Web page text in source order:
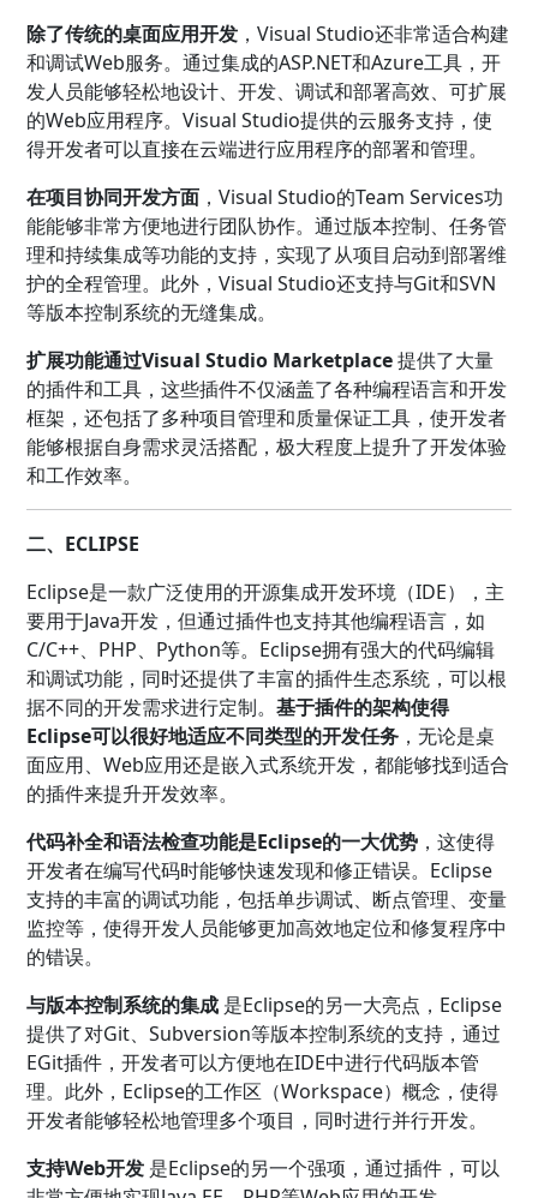
除了传统的桌面应用开发 ，Visual Studio还非常适合构建
和调试Web服务。通过集成的ASP.NET和Azure工具，开
发人员能够轻松地设计、开发、调试和部署高效、可扩展
的Web应用程序。Visual Studio提供的云服务支持，使
得开发者可以直接在云端进行应用程序的部署和管理。
在项目协同开发方面 ，Visual Studio的Team Services功
能能够非常方便地进行团队协作。通过版本控制、任务管
理和持续集成等功能的支持，实现了从项目启动到部署维
护的全程管理。此外，Visual Studio还支持与Git和SVN
等版本控制系统的无缝集成。
扩展功能通过Visual Studio Marketplace提供了大量
的插件和工具，这些插件不仅涵盖了各种编程语言和开发
框架，还包括了多种项目管理和质量保证工具，使开发者
能够根据自身需求灵活搭配，极大程度上提升了开发体验
和工作效率。
二、ECLIPSE
Eclipse是一款广泛使用的开源集成开发环境（IDE），主
要用于Java开发，但通过插件也支持其他编程语言，如
C/C++、PHP、Python等。Eclipse拥有强大的代码编辑
和调试功能，同时还提供了丰富的插件生态系统，可以根
据不同的开发需求进行定制。基于插件的架构使得
Eclipse可以很好地适应不同类型的开发任务 ，无论是桌
面应用、Web应用还是嵌入式系统开发，都能够找到适合
的插件来提升开发效率。
代码补全和语法检查功能是Eclipse的一大优势 ，这使得
开发者在编写代码时能够快速发现和修正错误。Eclipse
支持的丰富的调试功能，包括单步调试、断点管理、变量
监控等，使得开发人员能够更加高效地定位和修复程序中
的错误。
与版本控制系统的集成 是Eclipse的另一大亮点，Eclipse
提供了对Git、Subversion等版本控制系统的支持，通过
EGit插件，开发者可以方便地在IDE中进行代码版本管
理。此外，Eclipse的工作区（Workspace）概念，使得
开发者能够轻松地管理多个项目，同时进行并行开发。
支持Web开发 是Eclipse的另一个强项，通过插件，可以